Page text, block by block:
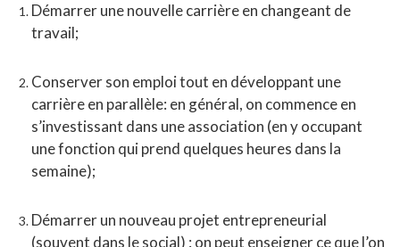
Démarrer une nouvelle carrière en changeant de
travail;
Conserver son emploi tout en développant une
carrière en parallèle: en général, on commence en
s’investissant dans une association (en y occupant
une fonction qui prend quelques heures dans la
semaine);
Démarrer un nouveau projet entrepreneurial
(souvent dans le social) : on peut enseigner ce que l’on